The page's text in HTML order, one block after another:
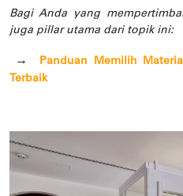
Bagi Anda yang
juga pillar utama dari topik ini:
→
Panduan Memilih
Terbaik